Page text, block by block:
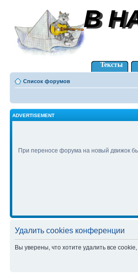
В
В
Тексты
Список форумов
ADVERTISEMENT
При переносе форума на новый движок
Удалить cookies конференции
Вы уверены, что хотите удалить все